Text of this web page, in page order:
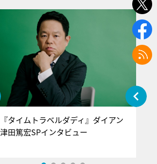
『タイムトラベルダディ』ダイアン
津田篤宏SPインタビュー